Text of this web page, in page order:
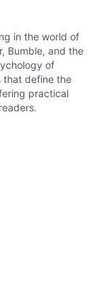
in the world of
Bumble, and the
of
that define the
practical